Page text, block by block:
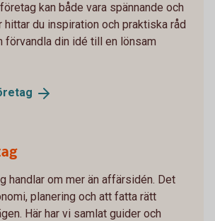
kan både vara spännande och
hittar du inspiration och praktiska råd
förvandla din idé till en lönsam
handlar om mer än affärsidén. Det
planering och att fatta rätt
Här har vi samlat guider och